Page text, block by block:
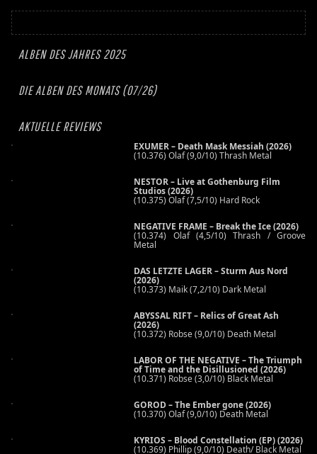
ALBEN DES JAHRES 2025
DIE ALBEN DES MONATS (07/26)
AKTUELLE REVIEWS
EXUMER – Death Mask Messiah (2026)
(10.376) Olaf (9,0/10) Thrash Metal
NESTOR – Live at Gothenburg Film
Studios (2026)
(10.375) Olaf (7,5/10) Hard Rock
NEGATIVE FRAME – Break the Ice (2026)
(10.374) Olaf (4,5/10) Thrash / Groove
Metal
DAS LETZTE LAGER – Sturm Aus Nord
(2026)
(10.373) Maik (7,2/10) Dark Metal
ABYSSAL RIFT – Relics of Great Ash
(2026)
(10.372) Robse (9,0/10) Death Metal
LABOR OF THE NEGATIVE – The Triumph
of Time and the Disillusioned (2026)
(10.371) Robse (3,0/10) Black Metal
GOROD – The Ember gone (2026)
(10.370) Olaf (9,0/10) Death Metal
KYRIOS – Blood Constellation (EP) (2026)
(10.369) Phillip (9,0/10) Death/ Black Metal